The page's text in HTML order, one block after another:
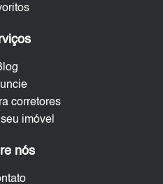
corretores
imóvel
nós